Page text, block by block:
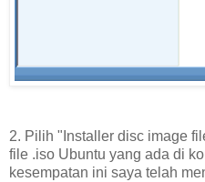
2. Pilih "Installer disc image
file .iso Ubuntu yang ada di
kesempatan ini saya telah